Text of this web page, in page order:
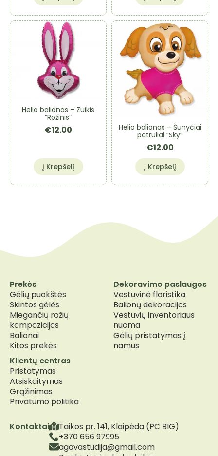
Helio balionas – Zuikis
“Rožinis”
€12.00
Į Krepšelį
Helio balionas – Šunyčiai
patruliai “Sky”
€12.00
Į Krepšelį
Kontaktai
Taikos pr. 141, Klaipėda (PC BIG)
+370 656 97995
agavastudija@gmail.com
Prekės
Gėlių puokštės
Skintos gėlės
Miegančių rožių
kompozicijos
Balionai
Kitos prekės
Dekoravimo paslaugos
Vestuvinė floristika
Balionų dekoracijos
Vestuvių inventoriaus
nuoma
Gėlių pristatymas į
namus
Klientų centras
Pristatymas
Atsiskaitymas
Grąžinimas
Privatumo politika